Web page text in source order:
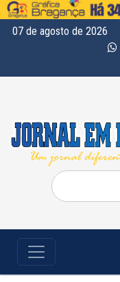
07 de agosto de 2026
Pesquisar
por: